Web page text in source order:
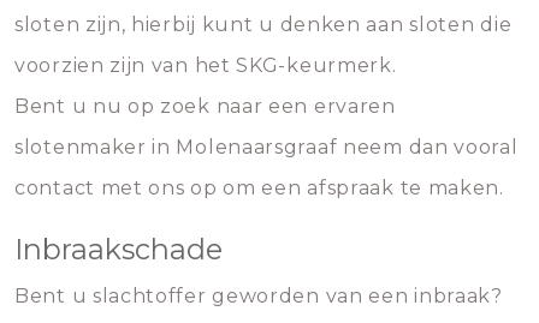
sloten zijn, hierbij kunt u denken aan sloten die
voorzien zijn van het SKG-keurmerk.
Bent u nu op zoek naar een ervaren
slotenmaker in Molenaarsgraaf neem dan vooral
contact met ons op om een afspraak te maken.
Inbraakschade
Bent u slachtoffer geworden van een inbraak?